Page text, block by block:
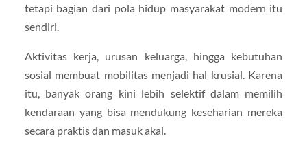
tetapi bagian dari pola hidup masyarakat modern itu
sendiri.
Aktivitas kerja, urusan keluarga, hingga kebutuhan
sosial membuat mobilitas menjadi hal krusial. Karena
itu, banyak orang kini lebih selektif dalam memilih
kendaraan yang bisa mendukung keseharian mereka
secara praktis dan masuk akal.